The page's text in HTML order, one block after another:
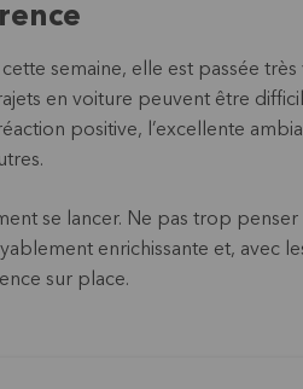
semaine, elle est passée
en voiture peuvent être
positive, l’excellente
se lancer. Ne pas trop
enrichissante et, avec
sur place.